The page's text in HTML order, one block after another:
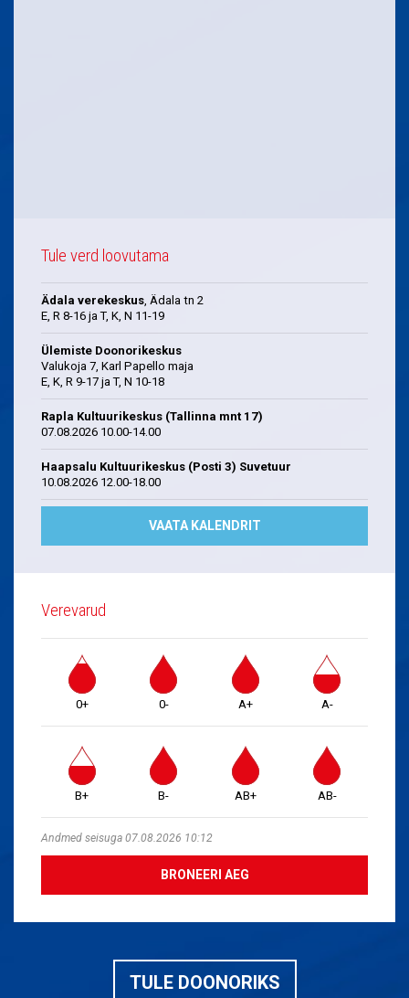
Tule verd loovutama
Ädala verekeskus, Ädala tn 2
E, R 8-16 ja T, K, N 11-19
Ülemiste Doonorikeskus
Valukoja 7, Karl Papello maja
E, K, R 9-17 ja T, N 10-18
Rapla Kultuurikeskus (Tallinna mnt 17)
07.08.2026 10.00-14.00
Haapsalu Kultuurikeskus (Posti 3) Suvetuur
10.08.2026 12.00-18.00
VAATA KALENDRIT
Verevarud
0+ 0- A+ A-
B+ B- AB+ AB-
Andmed seisuga 07.08.2026 10:12
BRONEERI AEG
TULE DOONORIKS